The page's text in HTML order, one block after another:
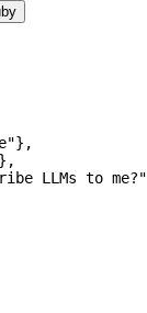
},
},
LLMs to me?"